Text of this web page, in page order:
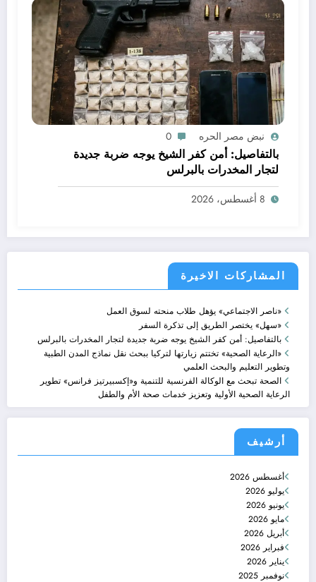
المشاركات الاخيرة
«ناصر الاجتماعي» يؤهل طلاب منحته لسوق العمل
«سهل» يختصر الطريق إلى تذكرة السفر
بالتفاصيل: أمن كفر الشيخ يوجه ضربة جديدة لتجار المخدرات بالبرلس
«الرعاية الصحية» تختتم زيارتها لتركيا ببحث نقل نماذج المدن الطبية
وتطوير التعليم والبحث العلمي
الصحة تبحث مع الوكالة الفرنسية للتنمية و«إكسبيرتيز فرانس» تطوير
الرعاية الصحية الأولية وتعزيز خدمات صحة الأم والطفل
أرشيف
أغسطس 2026
يوليو 2026
يونيو 2026
مايو 2026
أبريل 2026
فبراير 2026
يناير 2026
نوفمبر 2025
نبض مصر الحره 0
بالتفاصيل: أمن كفر الشيخ يوجه ضربة جديدة
لتجار المخدرات بالبرلس
8 أغسطس، 2026